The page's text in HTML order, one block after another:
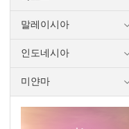
말레이시아
인도네시아
미얀마